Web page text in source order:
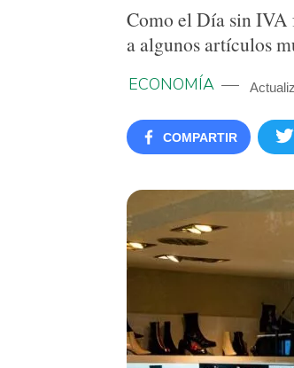
Como el Día sin IVA
a algunos artículos
ECONOMÍA
COMPARTIR